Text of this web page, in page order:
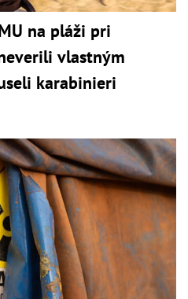
na pláži pri
vlastným
karabinieri